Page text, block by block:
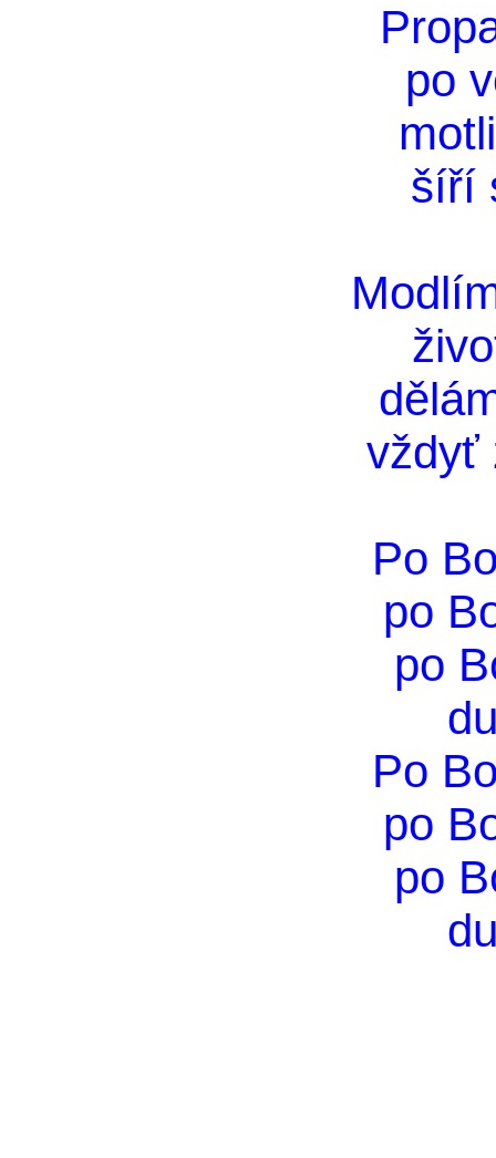
po
šíří
vždyť
Po
po
po
Po
po
po